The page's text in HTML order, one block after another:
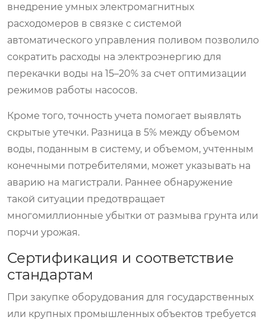
внедрение умных электромагнитных
расходомеров в связке с системой
автоматического управления поливом позволило
сократить расходы на электроэнергию для
перекачки воды на 15–20% за счет оптимизации
режимов работы насосов.
Кроме того, точность учета помогает выявлять
скрытые утечки. Разница в 5% между объемом
воды, поданным в систему, и объемом, учтенным
конечными потребителями, может указывать на
аварию на магистрали. Раннее обнаружение
такой ситуации предотвращает
многомиллионные убытки от размыва грунта или
порчи урожая.
Сертификация и соответствие
стандартам
При закупке оборудования для государственных
или крупных промышленных объектов требуется